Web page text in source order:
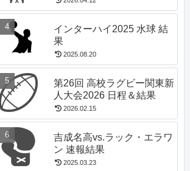
インターハイ2025 水球 結
果
2025.08.20
第26回 高校ラグビー関東新
人大会2026 日程＆結果
2026.02.15
吉成名高vs.ラック・エラワ
ン 速報結果
2025.03.23